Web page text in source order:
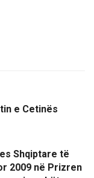
e Cetinës
Shqiptare të
2009 në Prizren